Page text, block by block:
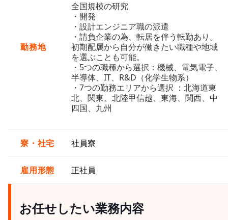
勤務地
全国規模の研究
・開発
・設計エンジニア職の派遣
・請負企業の為、転居を伴う転勤あり。
初期配属から自分が働きたい職種や地域
を選ぶことも可能。
・5つの職種から選択：機械、電気電子、
半導体、IT、R&D（化学生物系）
・7つの勤務エリアから選択 ：北海道東
北、関東、北陸甲信越、東海、関西、中
四国、九州
寮・社宅 社員寮
雇用形態 正社員
お任せしたい業務内容